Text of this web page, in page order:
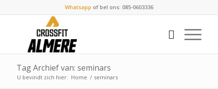
Whatsapp of bel ons: 085-0603336
Tag Archief van: seminars
U bevindt zich hier: Home / seminars